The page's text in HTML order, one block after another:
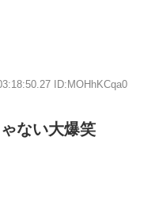
ID:MOHhKCqa0
ない大爆笑